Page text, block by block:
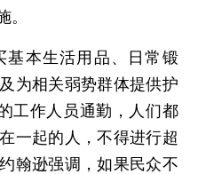
。
本生活用品、日常锻
为相关弱势群体提供护
工作人员通勤，人们都
一起的人，不得进行超
翰逊强调，如果民众不